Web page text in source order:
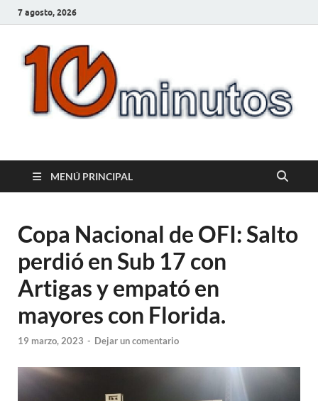
7 agosto, 2026
10minutos.com.uy
MENÚ PRINCIPAL
Copa Nacional de OFI: Salto
perdió en Sub 17 con
Artigas y empató en
mayores con Florida.
19 marzo, 2023 - Dejar un comentario